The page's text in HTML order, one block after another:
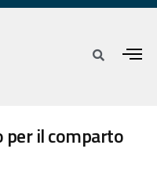
per il comparto